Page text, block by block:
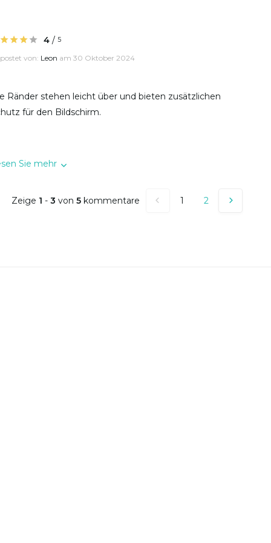
4 /5
von: Leon am 30 Oktober 2024
Ränder stehen leicht über und bieten zusätzlichen
für den Bildschirm.
Sie mehr
Zeige 1 - 3 von 5 kommentare 1 2